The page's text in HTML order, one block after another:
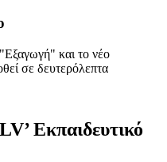
και το νέο
σε δευτερόλεπτα
Εκπαιδευτικό